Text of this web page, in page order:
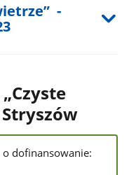
-
o dofinansowanie: